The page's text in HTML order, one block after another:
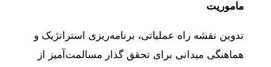
ماموریت
تدوین نقشه راه عملیاتی، برنامه‌ریزی استراتژیک و
هماهنگی میدانی برای تحقق گذار مسالمت‌آمیز از